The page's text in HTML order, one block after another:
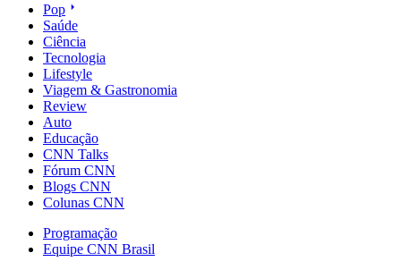
Pop
Saúde
Ciência
Tecnologia
Lifestyle
Viagem & Gastronomia
Review
Auto
Educação
CNN Talks
Fórum CNN
Blogs CNN
Colunas CNN
Programação
Equipe CNN Brasil